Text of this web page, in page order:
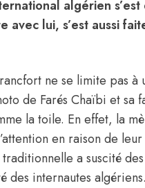
algérien
lui, s’est aussi
ne se limite pas à
de Farés Chaïbi et sa
la toile. En effet, la
en raison de
a suscité
des internautes algériens.